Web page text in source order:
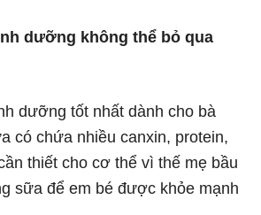
dưỡng không thể bỏ qua
dưỡng tốt nhất dành cho bà
có chứa nhiều canxin, protein,
thiết cho cơ thể vì thế mẹ bầu
sữa để em bé được khỏe mạnh